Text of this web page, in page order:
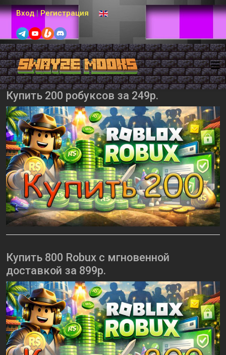
Вход | Регистрация Выберите язык
Купить 200 робуксов за 249р.
Купить 800 Robux с мгновенной
доставкой за 899р.